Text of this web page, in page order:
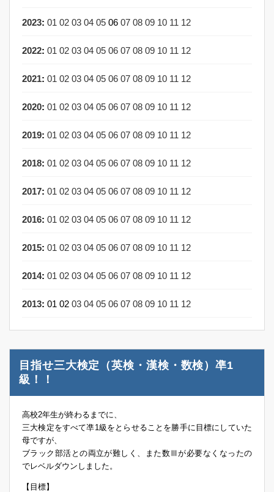
2023: 01 02 03 04 05 06 07 08 09 10 11 12
2022: 01 02 03 04 05 06 07 08 09 10 11 12
2021: 01 02 03 04 05 06 07 08 09 10 11 12
2020: 01 02 03 04 05 06 07 08 09 10 11 12
2019: 01 02 03 04 05 06 07 08 09 10 11 12
2018: 01 02 03 04 05 06 07 08 09 10 11 12
2017: 01 02 03 04 05 06 07 08 09 10 11 12
2016: 01 02 03 04 05 06 07 08 09 10 11 12
2015: 01 02 03 04 05 06 07 08 09 10 11 12
2014: 01 02 03 04 05 06 07 08 09 10 11 12
2013: 01 02 03 04 05 06 07 08 09 10 11 12
目指せ三大検定（英検・漢検・数検）凖1
級！！
高校2年生が終わるまでに、
三大検定をすべて凖1級をとらせることを勝手に目標にしていた
母ですが、
ブラック部活との両立が難しく、また数Ⅲが必要なくなったの
でレベルダウンしました。
【目標】